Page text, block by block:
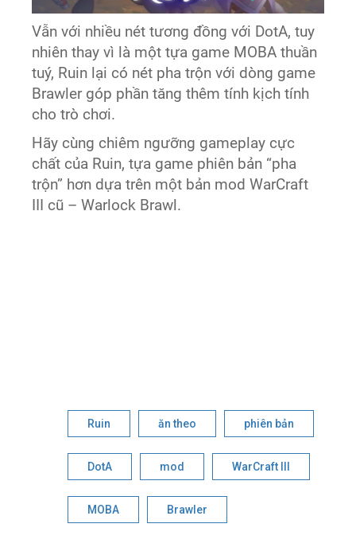
Vẫn với nhiều nét tương đồng với DotA, tuy
nhiên thay vì là một tựa game MOBA thuần
tuý, Ruin lại có nét pha trộn với dòng game
Brawler góp phần tăng thêm tính kịch tính
cho trò chơi.
Hãy cùng chiêm ngưỡng gameplay cực
chất của Ruin, tựa game phiên bản “pha
trộn” hơn dựa trên một bản mod WarCraft
III cũ – Warlock Brawl.
Ruin ăn theo phiên bản
DotA mod WarCraft III
MOBA Brawler